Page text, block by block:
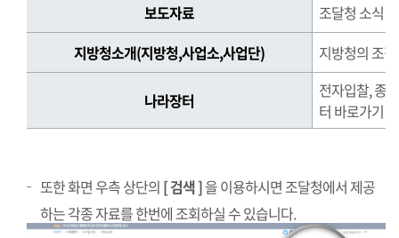
방
정
찾
표
보도자료
조달청 소식
지방청소개(지방청,사업소,사업단)
지방청의 조
나라장터
전자입찰, 종
터 바로가기
또한 화면 우측 상단의 [ 검색 ]을 이용하시면 조달청에서 제공
하는 각종 자료를 한번에 조회하실 수 있습니다.